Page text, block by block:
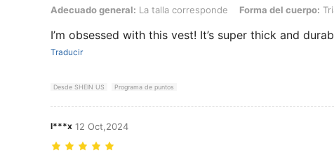
Adecuado general: La talla corresponde, Forma del cuerpo: Triángulo,
Adecuado general: La talla corresponde Forma del cuerpo:
I’m obsessed with this vest! It’s super thick and
Traducir
Desde SHEIN US Programa de puntos
l***x 12 Oct,2024